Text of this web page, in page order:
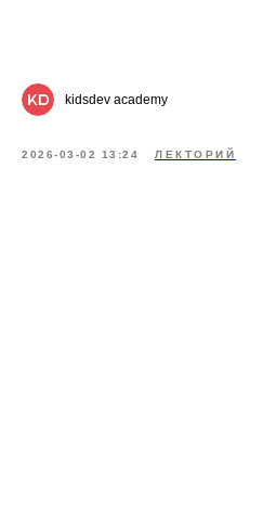
kidsdev academy
2026-03-02 13:24 ЛЕКТОРИЙ